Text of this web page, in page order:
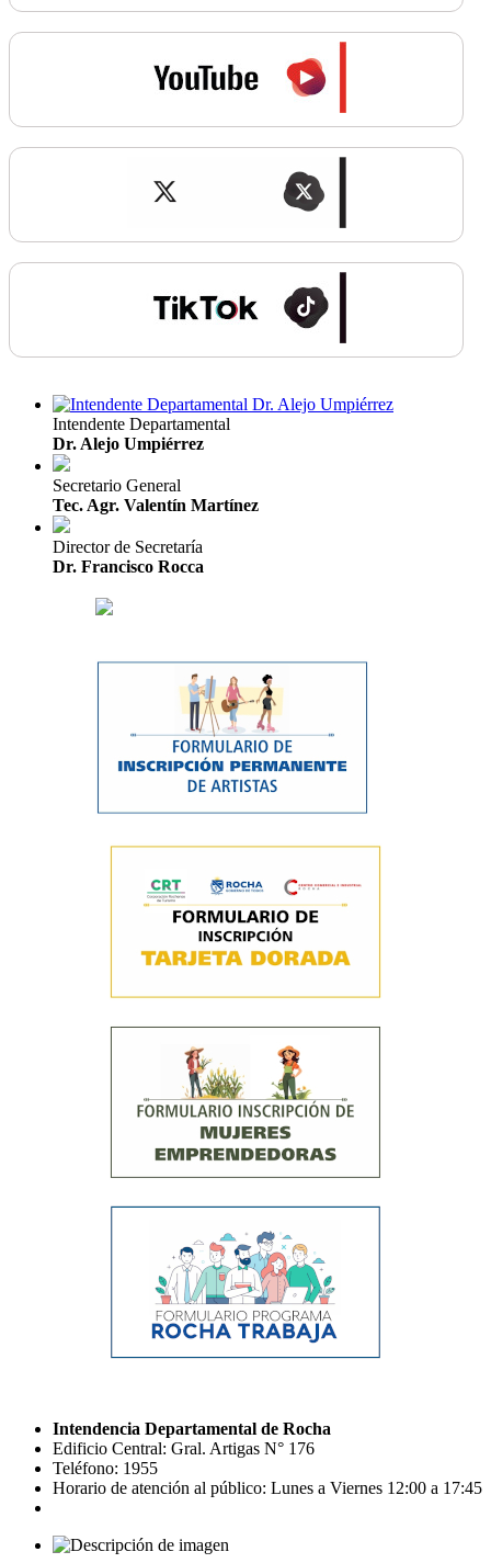
Intendente Departamental
Dr. Alejo Umpiérrez
Secretario General
Tec. Agr. Valentín Martínez
Director de Secretaría
Dr. Francisco Rocca
Intendencia Departamental de Rocha
Edificio Central: Gral. Artigas N° 176
Teléfono: 1955
Horario de atención al público: Lunes a Viernes 12:00 a 17:45